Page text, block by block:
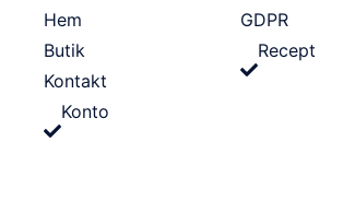
Hem
Butik
Kontakt
Konto
GDPR
Recept